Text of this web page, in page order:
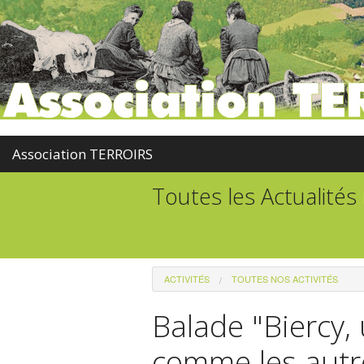
Association TERROIRS
Toutes les Actualités
ACTIVITÉS TOUTES NOS ACTIVITÉS
Balade